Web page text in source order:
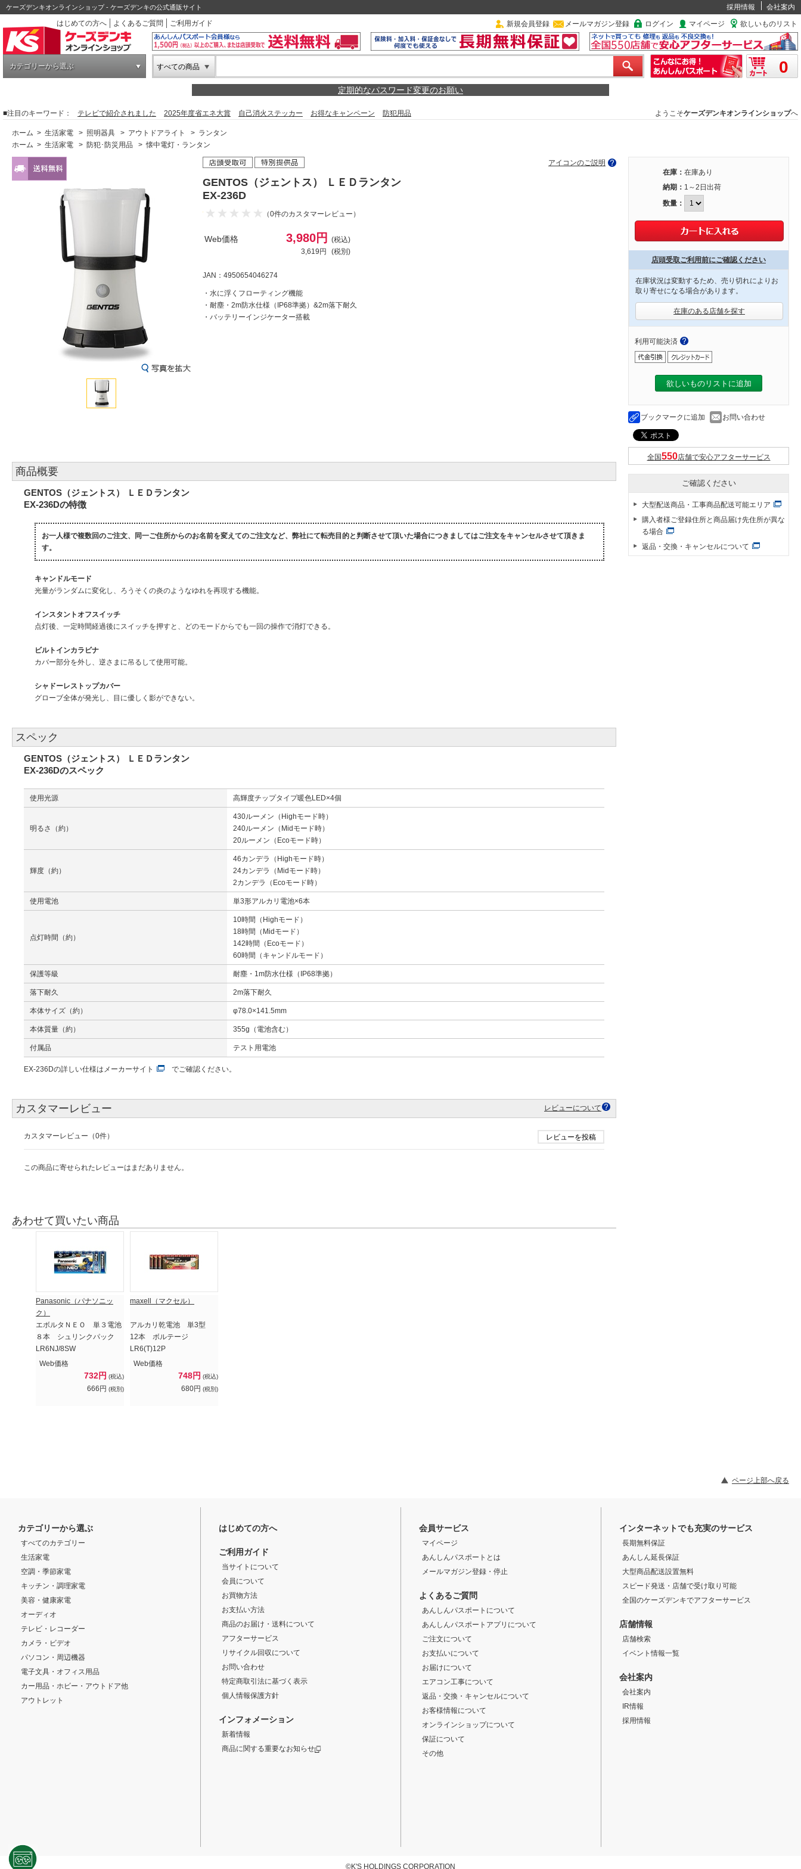
ケーズデンキオンラインショップ - ケーズデンキの公式通販サイト 採用情報
会社案内
はじめての方へ
よくあるご質問 ご利用ガイド 新規会員登録 メールマガジン登録 ログイン マイページ 欲しいものリスト
カテゴリーから選ぶ すべての商品 0
定期的なパスワード変更のお願い
■注目のキーワード： テレビで紹介されました 2025年度省エネ大賞 自己消火ステッカー お得なキャンペーン 防犯用品 ようこそケーズデンキオンラインショップへ
ホーム > 生活家電 > 照明器具 > アウトドアライト > ランタン
ホーム > 生活家電 > 防犯･防災用品 > 懐中電灯・ランタン
アイコンのご説明
GENTOS（ジェントス） ＬＥＤランタン
EX-236D
（0件のカスタマーレビュー）
Web価格 3,980円
(税込)
3,619円
(税別)
JAN：4950654046274
・水に浮くフローティング機能
・耐塵・2m防水仕様（IP68準拠）&2m落下耐久
・バッテリーインジケーター搭載
商品概要
GENTOS（ジェントス） ＬＥＤランタン
EX-236Dの特徴
お一人様で複数回のご注文、同一ご住所からのお名前を変えてのご注文など、弊社にて転売目的と判断させて頂いた場合につきましてはご注文をキャンセルさせて頂きま
す。
キャンドルモード
光量がランダムに変化し、ろうそくの炎のようなゆれを再現する機能。
インスタントオフスイッチ
点灯後、一定時間経過後にスイッチを押すと、どのモードからでも一回の操作で消灯できる。
ビルトインカラビナ
カバー部分を外し、逆さまに吊るして使用可能。
シャドーレストップカバー
グローブ全体が発光し、目に優しく影ができない。
スペック
GENTOS（ジェントス） ＬＥＤランタン
EX-236Dのスペック
使用光源 高輝度チップタイプ暖色LED×4個
明るさ（約）
430ルーメン（Highモード時）
240ルーメン（Midモード時）
20ルーメン（Ecoモード時）
輝度（約）
46カンデラ（Highモード時）
24カンデラ（Midモード時）
2カンデラ（Ecoモード時）
使用電池 単3形アルカリ電池×6本
点灯時間（約）
10時間（Highモード）
18時間（Midモード）
142時間（Ecoモード）
60時間（キャンドルモード）
保護等級 耐塵・1m防水仕様（IP68準拠）
落下耐久 2m落下耐久
本体サイズ（約） φ78.0×141.5mm
本体質量（約） 355g（電池含む）
付属品 テスト用電池
EX-236Dの詳しい仕様は メーカーサイト でご確認ください。
カスタマーレビュー レビューについて
カスタマーレビュー（0件） レビューを投稿
この商品に寄せられたレビューはまだありません。
あわせて買いたい商品
Panasonic（パナソニッ
ク）
エボルタＮＥＯ 単３電池
８本 シュリンクパック
LR6NJ/8SW
Web価格
732円 (税込)
666円 (税別)
maxell（マクセル）
アルカリ乾電池 単3型
12本 ボルテージ
LR6(T)12P
Web価格
748円 (税込)
680円 (税別)
在庫： 在庫あり
納期： 1～2日出荷
数量：
店頭受取ご利用前にご確認ください
在庫状況は変動するため、売り切れによりお
取り寄せになる場合があります。
在庫のある店舗を探す
利用可能決済
欲しいものリストに追加
ブックマークに追加 お問い合わせ
全国 店舗で安心アフターサービス
ご確認ください
大型配送商品・工事商品配送可能エリア
購入者様ご登録住所と商品届け先住所が異な
る場合
返品・交換・キャンセルについて
ページ上部へ戻る
カテゴリーから選ぶ
すべてのカテゴリー
生活家電
空調・季節家電
キッチン・調理家電
美容・健康家電
オーディオ
テレビ・レコーダー
カメラ・ビデオ
パソコン・周辺機器
電子文具・オフィス用品
カー用品・ホビー・アウトドア他
アウトレット
はじめての方へ
ご利用ガイド
当サイトについて
会員について
お買物方法
お支払い方法
商品のお届け・送料について
アフターサービス
リサイクル回収について
お問い合わせ
特定商取引法に基づく表示
個人情報保護方針
インフォメーション
新着情報
商品に関する重要なお知らせ
会員サービス
マイページ
あんしんパスポートとは
メールマガジン登録・停止
よくあるご質問
あんしんパスポートについて
あんしんパスポートアプリについて
ご注文について
お支払いについて
お届けについて
エアコン工事について
返品・交換・キャンセルについて
お客様情報について
オンラインショップについて
保証について
その他
インターネットでも充実のサービス
長期無料保証
あんしん延長保証
大型商品配送設置無料
スピード発送・店舗で受け取り可能
全国のケーズデンキでアフターサービス
店舗情報
店舗検索
イベント情報一覧
会社案内
会社案内
IR情報
採用情報
©K'S HOLDINGS CORPORATION